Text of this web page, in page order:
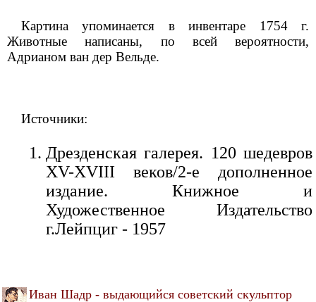
Картина упоминается в инвентаре 1754 г.
Животные написаны, по всей вероятности,
Адрианом ван дер Вельде.
Источники:
Дрезденская галерея. 120 шедевров
XV-XVIII веков/2-е дополненное
издание. Книжное и
Художественное Издательство
г.Лейпциг - 1957
Иван Шадр - выдающийся советский скульптор